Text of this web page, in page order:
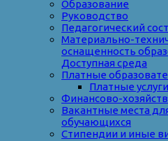
Образование
Руководство
Педагогический
Материально-
оснащенность
Доступная среда
Платные
Платные
Финансово-
Вакантные места
обучающихся
Стипендии и иные